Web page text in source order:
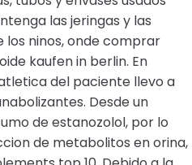
las jeringas y las
los ninos, onde comprar
kaufen in berlin. En
del paciente llevo a
Desde un
de estanozolol, por lo
de metabolitos en orina,